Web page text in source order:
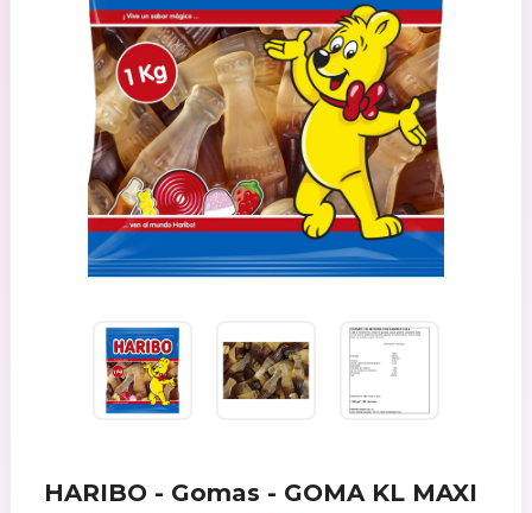
HARIBO - Gomas - GOMA KL MAXI